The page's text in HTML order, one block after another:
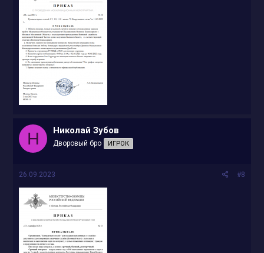
Н Николай Зубов
Дворовый бро ИГРОК
26.09.2023 #8